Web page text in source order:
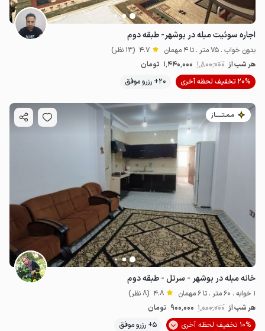
464٬000
اجاره سوئیت مبله در بوشهر- طبقه دوم
بدون خواب . 75 متر . تا 4 مهمان 4.7 (13 نظر)
هر شب از 1٬800٬000 1٬440٬000 تومان
20% تخفیف لحظه آخری
20+ رزرو موفق
مـمـتــــــاز
خانه مبله در بوشهر - سرتل - طبقه دوم
1 خوابه . 60 متر . تا 6 مهمان 4.8 (8 نظر)
هر شب از 1٬000٬000 900٬000 تومان
10% تخفیف لحظه آخری
5+ رزرو موفق